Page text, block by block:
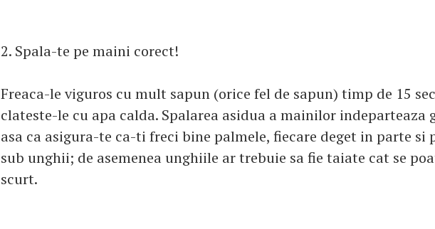
2. Spala-te pe maini corect!
Freaca-le viguros cu mult sapun (orice fel de sapun) timp de 15
clateste-le cu apa calda. Spalarea asidua a mainilor indeparteaza
asa ca asigura-te ca-ti freci bine palmele, fiecare deget in parte si
sub unghii; de asemenea unghiile ar trebuie sa fie taiate cat se
scurt.